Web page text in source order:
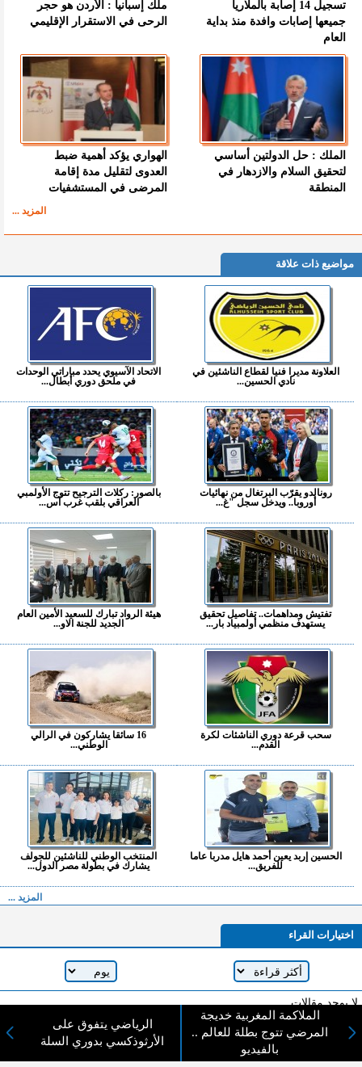
تسجيل 14 إصابة بالملاريا
جميعها إصابات وافدة منذ بداية
العام
ملك إسبانيا : الأردن هو حجر
الرحى في الاستقرار الإقليمي
الملك : حل الدولتين أساسي
لتحقيق السلام والازدهار في
المنطقة
الهواري يؤكد أهمية ضبط
العدوى لتقليل مدة إقامة
المرضى في المستشفيات
المزيد ...
مواضيع ذات علاقة
العلاونة مديرا فنيا لقطاع الناشئين في
نادي الحسين...
الاتحاد الآسيوي يحدد مباراتي الوحدات
في ملحق دوري أبطال...
رونالدو يقرّب البرتغال من نهائيات
أوروبا.. ويدخل سجل "غ...
بالصور: ركلات الترجيح تتوج الأولمبي
العراقي بلقب غرب آس...
تفتيش ومداهمات.. تفاصيل تحقيق
يستهدف منظمي أولمبياد بار...
هيئة الرواد تبارك للسعيد الأمين العام
الجديد للجنة الاو...
سحب قرعة دوري الناشئات لكرة
القدم...
16 سائقا يشاركون في الرالي
الوطني...
الحسين إربد يعين أحمد هايل مدربا عاما
للفريق...
المنتخب الوطني للناشئين للجولف
يشارك في بطولة مصر الدول...
المزيد ...
اختيارات القراء
لا يوجد مقالات
الملاكمة المغربية خديجة
المرضي تتوج بطلة للعالم ..
بالفيديو
الرياضي يتفوق على
الأرثوذكسي بدوري السلة
لا مانع من الإقتباس وإعادة النشر شريط ذكر المصدر ( المدينة نيوز ) - الآراء والتعليقات